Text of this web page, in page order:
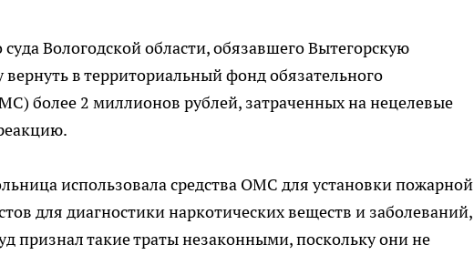
Вологодской области, обязавшего Вытегорскую
в территориальный фонд обязательного
более 2 миллионов рублей, затраченных на нецелевые
использовала средства ОМС для установки пожарной
для диагностики наркотических веществ и заболеваний,
признал такие траты незаконными, поскольку они не